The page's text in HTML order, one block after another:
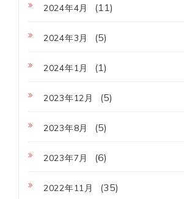
2024年4月 (11)
2024年3月 (5)
2024年1月 (1)
2023年12月 (5)
2023年8月 (5)
2023年7月 (6)
2022年11月 (35)